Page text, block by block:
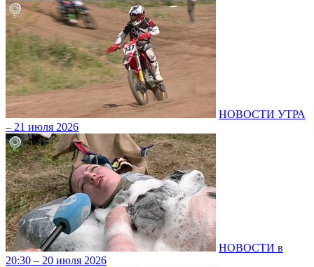
НОВОСТИ УТРА
– 21 июля 2026
НОВОСТИ в
20:30 – 20 июля 2026